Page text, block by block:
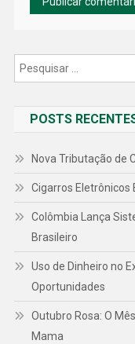
POSTS
Nova Tributação de
Cigarros Eletrônicos
Colômbia Lança
Brasileiro
Uso de Dinheiro no
Oportunidades
Outubro Rosa: O
Mama